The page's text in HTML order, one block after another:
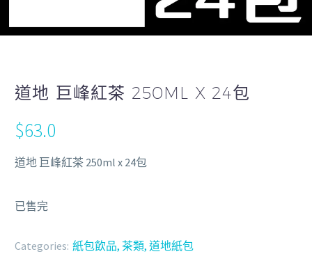
道地 巨峰紅茶 250ML X 24包
$63.0
道地 巨峰紅茶 250ml x 24包
已售完
Categories: 紙包飲品, 茶類, 道地紙包